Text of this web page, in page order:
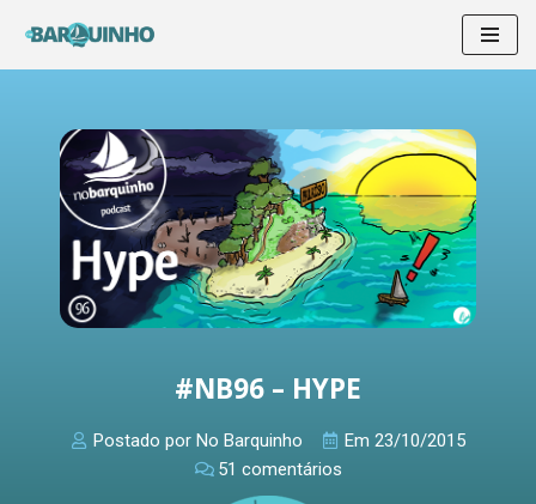
Pular
conteúdo
#NB96 – HYPE
Postado por No Barquinho Em 23/10/2015
51 comentários